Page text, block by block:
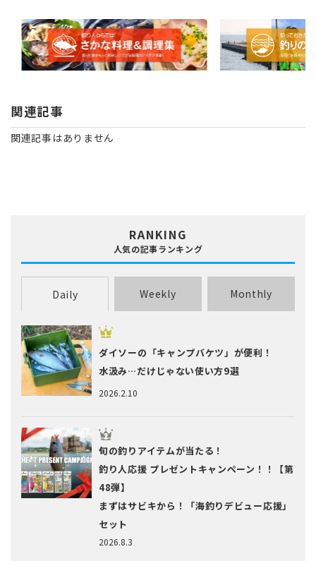
関連記事
関連記事はありません
RANKING
人気の記事ランキング
Daily Weekly Monthly
2026.2.10
ダイソーの「キャンプバケツ」が便利！
水汲み…だけじゃない使い方9選
2026.8.3
旬の釣りアイテムが当たる！
釣り人応援 プレゼントキャンペーン！！【第
48弾】
まずはサビキから！「海釣りデビュー応援」
セット